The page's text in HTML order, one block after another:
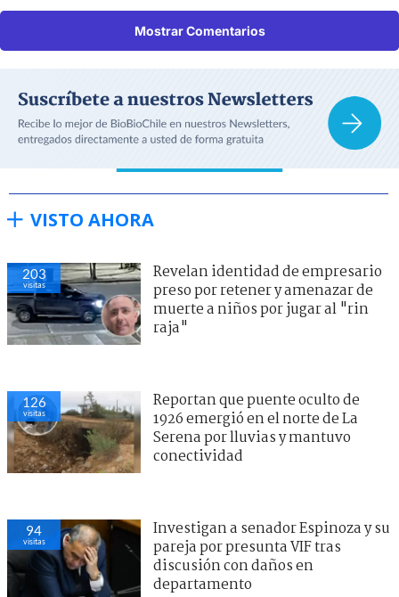
Mostrar Comentarios
VISTO AHORA
203
visitas
Revelan identidad de empresario
preso por retener y amenazar de
muerte a niños por jugar al "rin
raja"
126
visitas
Reportan que puente oculto de
1926 emergió en el norte de La
Serena por lluvias y mantuvo
conectividad
94
visitas
Investigan a senador Espinoza y su
pareja por presunta VIF tras
discusión con daños en
departamento